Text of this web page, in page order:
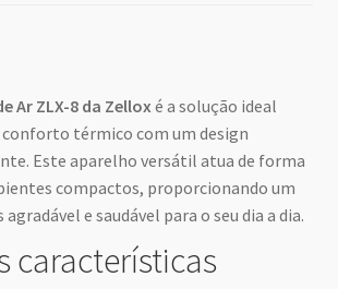
Ar ZLX-8 da Zellox é a solução ideal
conforto térmico com um design
Este aparelho versátil atua de forma
compactos, proporcionando um
e saudável para o seu dia a dia.
características